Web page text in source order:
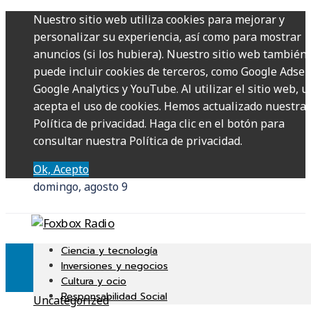
Nuestro sitio web utiliza cookies para mejorar y
personalizar su experiencia, así como para mostrar
anuncios (si los hubiera). Nuestro sitio web también
puede incluir cookies de terceros, como Google
Google Analytics y YouTube. Al utilizar el sitio web,
acepta el uso de cookies. Hemos actualizado nuestra
Política de privacidad. Haga clic en el botón para
consultar nuestra Política de privacidad.
Ok, Acepto
domingo, agosto 9
Ciencia y tecnología
Inversiones y negocios
Cultura y ocio
Responsabilidad Social
Uncategorized